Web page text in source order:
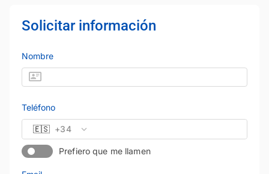
Solicitar información
Nombre
Teléfono
🇪🇸 +34
Prefiero que me llamen